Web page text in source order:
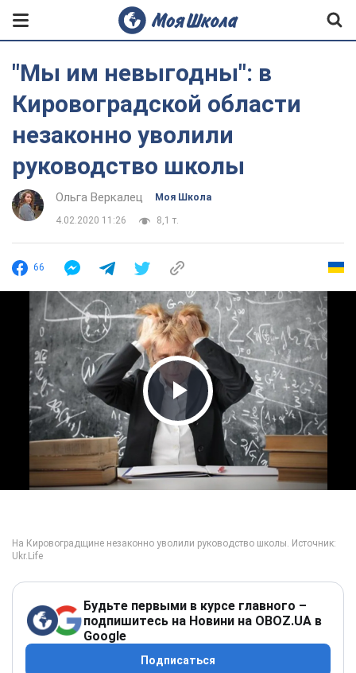
"Мы им невыгодны": в
Кировоградской области
незаконно уволили
руководство школы
Ольга Веркалец Моя Школа
4.02.2020 11:26 8,1 т.
66
Play Video
Будьте первыми в курсе главного –
подпишитесь на Новини на OBOZ.UA в
Google
Подписаться